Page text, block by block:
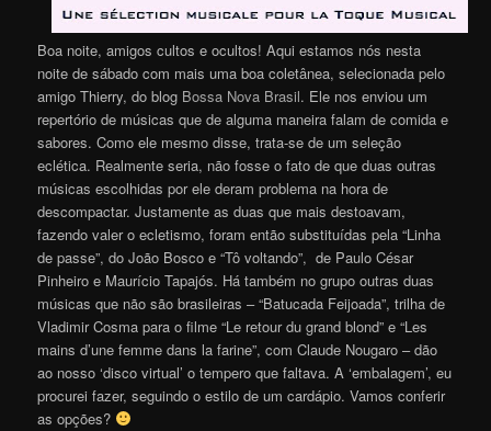
Boa noite, amigos cultos e ocultos! Aqui estamos nós nesta
noite de sábado com mais uma boa coletânea, selecionada pelo
amigo Thierry, do blog Bossa Nova Brasil. Ele nos enviou um
repertório de músicas que de alguma maneira falam de comida e
sabores. Como ele mesmo disse, trata-se de um seleção
eclética. Realmente seria, não fosse o fato de que duas outras
músicas escolhidas por ele deram problema na hora de
descompactar. Justamente as duas que mais destoavam,
fazendo valer o ecletismo, foram então substituídas pela “Linha
de passe”, do João Bosco e “Tô voltando”, de Paulo César
Pinheiro e Maurício Tapajós. Há também no grupo outras duas
músicas que não são brasileiras – “Batucada Feijoada”, trilha de
Vladimir Cosma para o filme “Le retour du grand blond” e “Les
mains d’une femme dans la farine”, com Claude Nougaro – dão
ao nosso ‘disco virtual’ o tempero que faltava. A ‘embalagem’, eu
procurei fazer, seguindo o estilo de um cardápio. Vamos conferir
as opções?